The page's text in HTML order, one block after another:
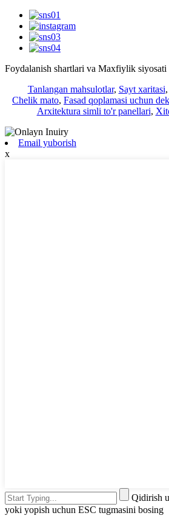
Foydalanish shartlari va Maxfiylik siyosati
Tanlangan mahsulotlar, Sayt xaritasi,
Chelik mato, Fasad qoplamasi uchun
Arxitektura simli to'r panellari,
Email yuborish
x
Qidirish
yoki yopish uchun ESC tugmasini bosing